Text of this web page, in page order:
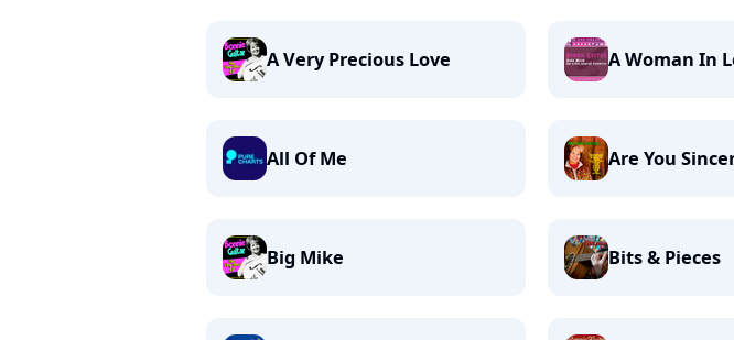
A Very Precious Love A Woman In
All Of Me Are You
Big Mike Bits & Pieces